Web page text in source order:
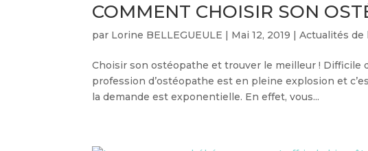
COMMENT CHOISIR SON
par Lorine BELLEGUEULE | Mai 12, 2019 |Actualités de
Choisir son ostéopathe et trouver le meilleur ! Difficile
profession d’ostéopathe est en pleine explosion et
la demande est exponentielle. En effet, vous...